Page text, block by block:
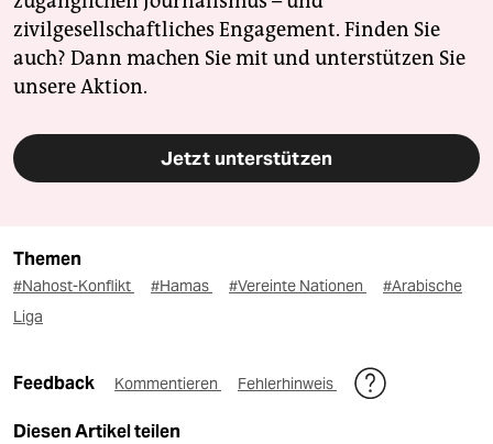
zivilgesellschaftliches Engagement. Finden Sie
auch? Dann machen Sie mit und unterstützen Sie
unsere Aktion.
Jetzt unterstützen
Themen
#Nahost-Konflikt #Hamas #Vereinte Nationen
#Arabische
Liga
Feedback Kommentieren Fehlerhinweis
Diesen Artikel teilen